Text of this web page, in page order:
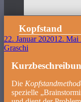
Kopfstand
22. Januar 202012. Mai
Graschi
Die
spezielle